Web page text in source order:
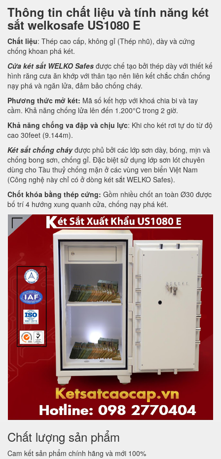
Thông tin chất liệu và tính năng két
sắt welkosafe US1080 E
Chất liệu: Thép cao cấp, không gỉ (Thép nhũ), dày và cứng
chống khoan phá két.
Cửa két sắt WELKO Safes được chế tạo bởi thép dày với thiết kế
hình răng cưa ăn khớp với thân tạo nên liên kết chắc chắn chống
nạy phá và ngăn lửa, đảm bảo chống cháy.
Phương thức mở két: Mã số kết hợp với khoá chia bi và tay
cầm. Khả năng chống lửa lên đến 1.200°C trong 2 giờ.
Khả năng chống va đập và chịu lực: Khi cho két rơi tự do từ độ
cao 30feet (9.144m).
Két sắt chống cháyđược phủ bởi các lớp sơn dày, bóng, mịn và
chống bong sơn, chống gỉ. Đặc biệt sử dụng lớp sơn lót chuyên
dùng cho Tàu thuỷ chống mặn ở các vùng ven biển Việt Nam
(Công nghệ này chỉ có ở dòng két sắt WELKO Safes).
Chốt khóa bằng thép cứng: Gồm nhiều chốt an toàn Ø30 được
bố trí 4 hướng xung quanh cửa, chống nạy phá két.
Chất lượng sản phẩm
Cam kết sản phẩm chính hãng và mới 100%